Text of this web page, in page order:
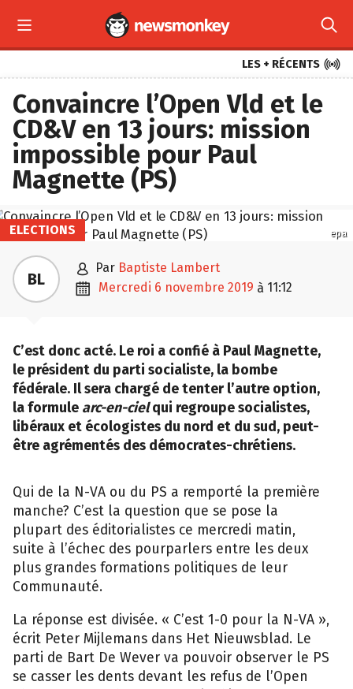
 
LES + RÉCENTS 
Convaincre l’Open Vld et le
CD&V en 13 jours: mission
impossible pour Paul
Magnette (PS)
epa
ELECTIONS
BL  par Baptiste Lambert
 mercredi 6 novembre 2019 à 11:12
C’est donc acté. Le roi a confié à Paul Magnette,
le président du parti socialiste, la bombe
fédérale. Il sera chargé de tenter l’autre option,
la formule arc-en-cielqui regroupe socialistes,
libéraux et écologistes du nord et du sud, peut-
être agrémentés des démocrates-chrétiens.
Qui de la N-VA ou du PS a remporté la première
manche? C’est la question que se pose la
plupart des éditorialistes ce mercredi matin,
suite à l’échec des pourparlers entre les deux
plus grandes formations politiques de leur
Communauté.
La réponse est divisée. « C’est 1-0 pour la N-VA »,
écrit Peter Mijlemans dans Het Nieuwsblad. Le
parti de Bart De Wever va pouvoir observer le PS
se casser les dents devant les refus de l’Open